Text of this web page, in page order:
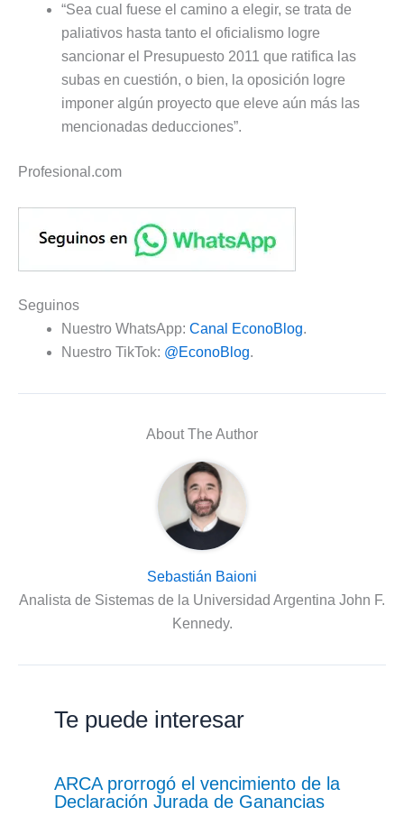
“Sea cual fuese el camino a elegir, se trata de
paliativos hasta tanto el oficialismo logre
sancionar el Presupuesto 2011 que ratifica las
subas en cuestión, o bien, la oposición logre
imponer algún proyecto que eleve aún más las
mencionadas deducciones”.
Profesional.com
Seguinos
Nuestro WhatsApp: Canal EconoBlog.
Nuestro TikTok: @EconoBlog.
About The Author
Sebastián Baioni
Analista de Sistemas de la Universidad Argentina John F.
Kennedy.
Te puede interesar
ARCA prorrogó el vencimiento de la
Declaración Jurada de Ganancias